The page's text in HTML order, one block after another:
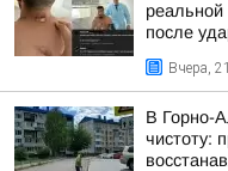
после
Вчера,
В Горно-
чистоту: